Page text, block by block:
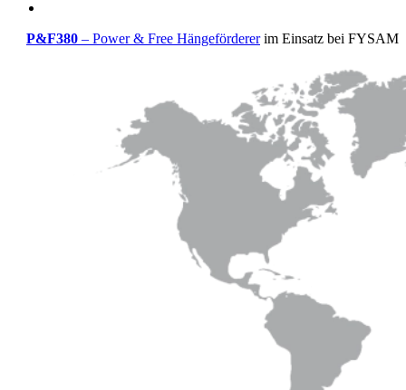
P&F380 – Power & Free Hängefördererim Einsatz bei FYSAM